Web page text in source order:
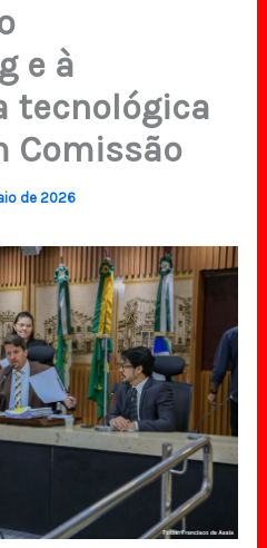
e à
tecnológica
Comissão
de 2026